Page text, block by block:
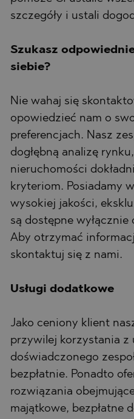
szczegóły i ustali
Szukasz
siebie?
Nie wahaj się
opowiedzieć nam o
preferencjach. Nasz
dogłębną analizę
nieruchomości
kryteriom. Posiadamy
wysokiej jakości,
są dostępne
Aby otrzymać
skontaktuj się z nami.
Usługi dodatkowe
Jako ceniony klient
przywilej korzystania z
doświadczonego
bezpłatnie. Ponadto
rozwiązania
majątkowe, bezpłatne